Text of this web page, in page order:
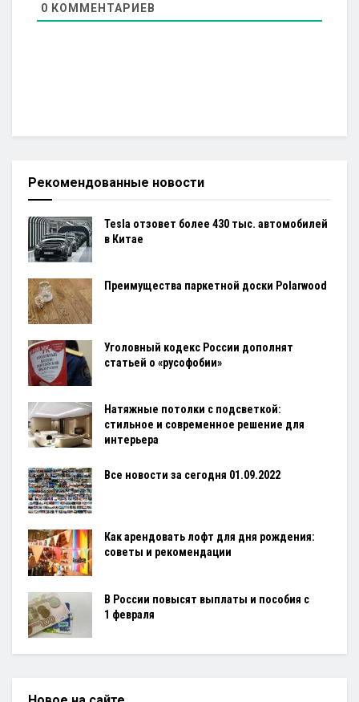
0 КОММЕНТАРИЕВ
Рекомендованные новости
Tesla отзовет более 430 тыс. автомобилей
в Китае
Преимущества паркетной доски Polarwood
Уголовный кодекс России дополнят
статьей о «русофобии»
Натяжные потолки с подсветкой:
стильное и современное решение для
интерьера
Все новости за сегодня 01.09.2022
Как арендовать лофт для дня рождения:
советы и рекомендации
В России повысят выплаты и пособия с
1 февраля